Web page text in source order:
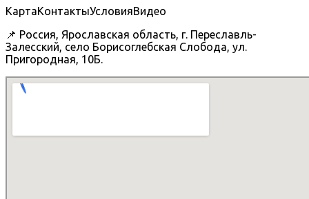
КартаКонтактыУсловияВидео
📌 Россия, Ярославская область, г. Переславль-
Залесский, село Борисоглебская Слобода, ул.
Пригородная, 10Б.